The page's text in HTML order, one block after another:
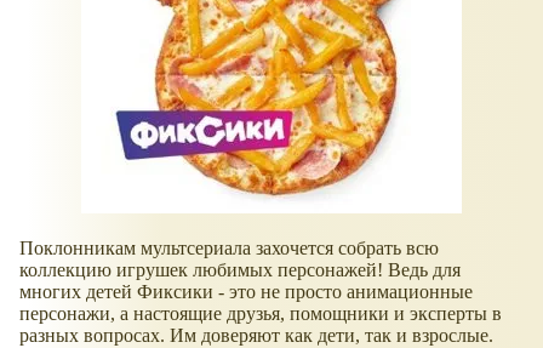
Поклонникам мультсериала захочется собрать всю
коллекцию игрушек любимых персонажей! Ведь для
многих детей Фиксики - это не просто анимационные
персонажи, а настоящие друзья, помощники и эксперты в
разных вопросах. Им доверяют как дети, так и взрослые.